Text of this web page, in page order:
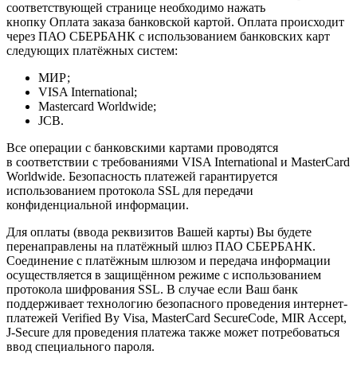
соответствующей странице необходимо нажать
кнопку Оплата заказа банковской картой. Оплата происходит
через ПАО СБЕРБАНК с использованием банковских карт
следующих платёжных систем:
МИР;
VISA International;
Mastercard Worldwide;
JCB.
Все операции с банковскими картами проводятся
в соответствии с требованиями VISA International и MasterCard
Worldwide. Безопасность платежей гарантируется
использованием протокола SSL для передачи
конфиденциальной информации.
Для оплаты (ввода реквизитов Вашей карты) Вы будете
перенаправлены на платёжный шлюз ПАО СБЕРБАНК.
Соединение с платёжным шлюзом и передача информации
осуществляется в защищённом режиме с использованием
протокола шифрования SSL. В случае если Ваш банк
поддерживает технологию безопасного проведения интернет-
платежей Verified By Visa, MasterCard SecureCode, MIR Accept,
J-Secure для проведения платежа также может потребоваться
ввод специального пароля.